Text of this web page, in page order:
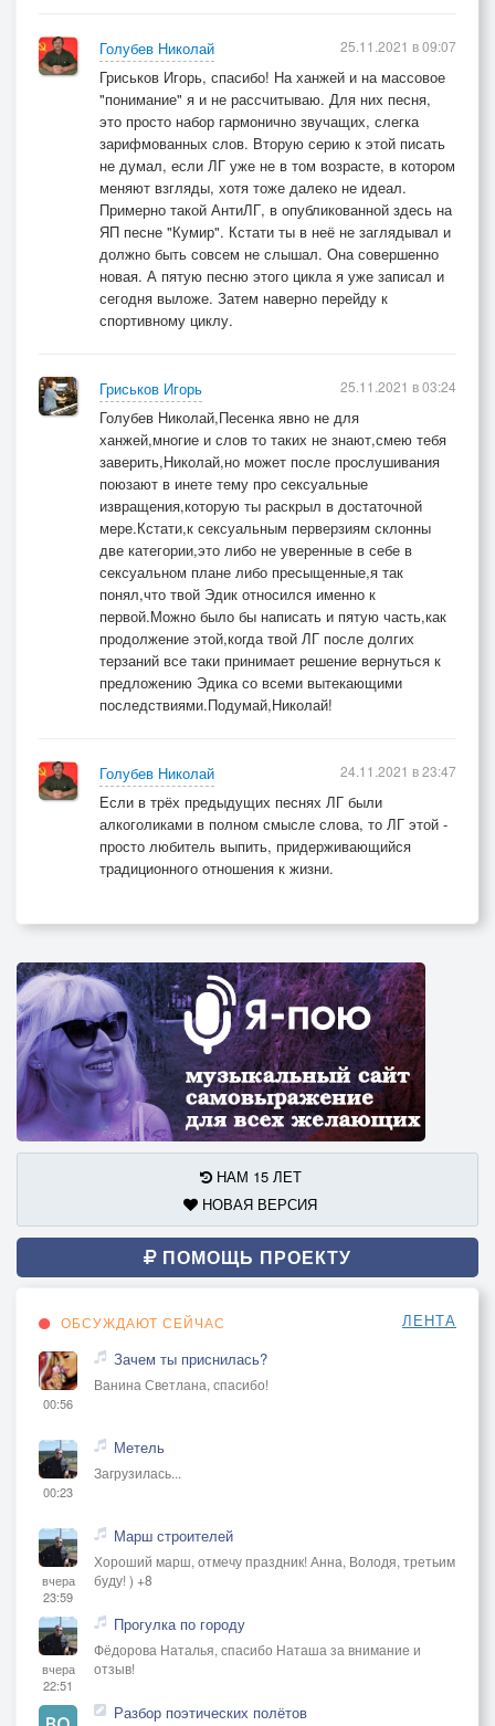
Ну а свинг – культурной жизни основа.
Любит Аллочка моя порку плёткою,
Так же как при позе "всадница" клизму,
Я ж берусь твою коровушку влёгкую
Обучить с минетом кунигулизму.
- Ах ты падла! Да она уже в климаксе
И к тому же будет бабушкой скоро!
В буйном гневе на развратника ринулся,
Словно бык испанский на матадора.
Не владел собой в тот миг, скажем прямо, я,
Очень может быть, отбил это самое,
Ну и ладно, пусть работает пальцем.
Без сексвайфов и нетрадиционности
Обойдёмся мы с супругою сами
Для разрядки бытовой напряжённости
Собутыльниками, а не друзьями.
На прощанье съездил по переносице:
- Занимайся лучше самбо и боксом!
Передай привет своей вафлеглотице
От классического от ортодокса!
Голубев Николай
Гриськов Игорь, спасибо! На ханжей и на массовое
"понимание" я и не рассчитываю. Для них песня,
это просто набор гармонично звучащих, слегка
зарифмованных слов. Вторую серию к этой писать
не думал, если ЛГ уже не в том возрасте, в котором
меняют взгляды, хотя тоже далеко не идеал.
Примерно такой АнтиЛГ, в опубликованной здесь на
ЯП песне "Кумир". Кстати ты в неё не заглядывал и
должно быть совсем не слышал. Она совершенно
новая. А пятую песню этого цикла я уже записал и
сегодня выложе. Затем наверно перейду к
спортивному циклу.
25.11.2021 в 09:07
Гриськов Игорь
Голубев Николай,Песенка явно не для
ханжей,многие и слов то таких не знают,смею тебя
заверить,Николай,но может после прослушивания
поюзают в инете тему про сексуальные
извращения,которую ты раскрыл в достаточной
мере.Кстати,к сексуальным перверзиям склонны
две категории,это либо не уверенные в себе в
сексуальном плане либо пресыщенные,я так
понял,что твой Эдик относился именно к
первой.Можно было бы написать и пятую часть,как
продолжение этой,когда твой ЛГ после долгих
терзаний все таки принимает решение вернуться к
предложению Эдика со всеми вытекающими
последствиями.Подумай,Николай!
25.11.2021 в 03:24
Голубев Николай
Если в трёх предыдущих песнях ЛГ были
алкоголиками в полном смысле слова, то ЛГ этой -
просто любитель выпить, придерживающийся
традиционного отношения к жизни.
24.11.2021 в 23:47
НАМ 15 ЛЕТ
НОВАЯ ВЕРСИЯ
ПОМОЩЬ ПРОЕКТУ
ОБСУЖДАЮТ СЕЙЧАС ЛЕНТА
00:56
Зачем ты приснилась?
Ванина Светлана, спасибо!
00:23
Метель
Загрузилась...
вчера
23:59
Марш строителей
Хороший марш, отмечу праздник! Анна, Володя, третьим
буду! ) +8
вчера
22:51
Прогулка по городу
Фёдорова Наталья, спасибо Наташа за внимание и
отзыв!
Разбор поэтических полётов